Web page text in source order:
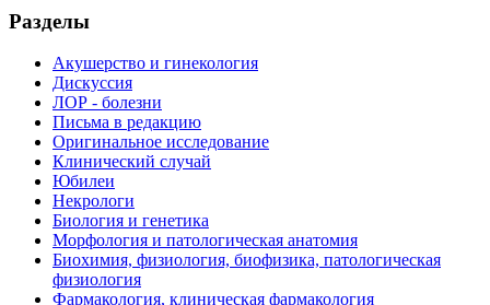
Разделы
Акушерство и гинекология
Дискуссия
ЛОР - болезни
Письма в редакцию
Оригинальное исследование
Клинический случай
Юбилеи
Некрологи
Биология и генетика
Морфология и патологическая анатомия
Биохимия, физиология, биофизика, патологическая
физиология
Фармакология, клиническая фармакология